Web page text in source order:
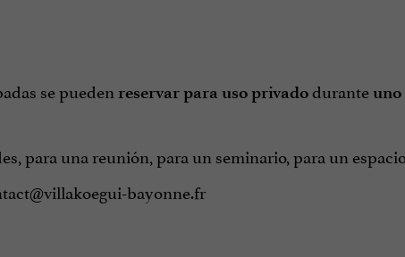
se pueden reservar para uso privadoduranteuno
para una reunión, para un seminario, para un
bayonne.fr